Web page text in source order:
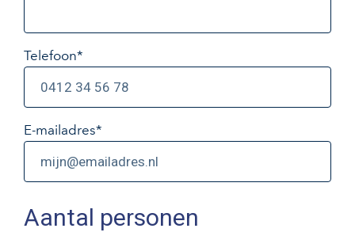
Telefoon*
E-mailadres*
Aantal personen